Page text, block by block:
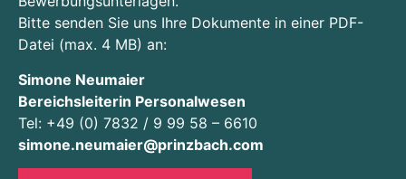
Bitte senden Sie uns Ihre Dokumente in einer PDF-
Datei (max. 4 MB) an:
Simone Neumaier
Bereichsleiterin Personalwesen
Tel: +49 (0) 7832 / 9 99 58 – 6610
simone.neumaier@prinzbach.com